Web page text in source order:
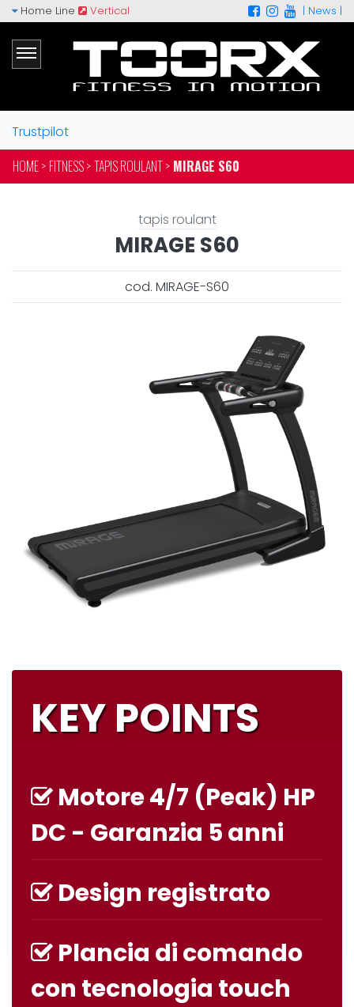
Home Line Vertical | News |
Trustpilot
HOME > FITNESS >TAPIS ROULANT > MIRAGE S60
tapis roulant
MIRAGE S60
cod. MIRAGE-S60
KEY POINTS
Motore4/7 (Peak) HP
DC - Garanzia 5 anni
Design registrato
Plancia di comando
con tecnologia touch